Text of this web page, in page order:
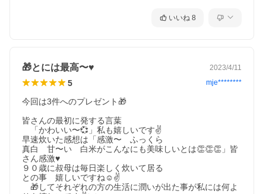
いいね 8
🎁とには最高〜♥ 2023/4/11
5 mje********
今回は3件へのプレゼント🎁
皆さんの最初に発する言葉
「かわいい〜💞」私も嬉しいです✌
早速炊いた感想は「感激〜　ふっくら
真白　甘〜い　白米がこんなにも美味しいとは👏👏👏」皆
さん感激♥
９０歳に叔母は毎日楽しく炊いて居る
との事　嬉しいですね☺✌
🎁してそれぞれの方の生活に潤いが出た事が私には何よ